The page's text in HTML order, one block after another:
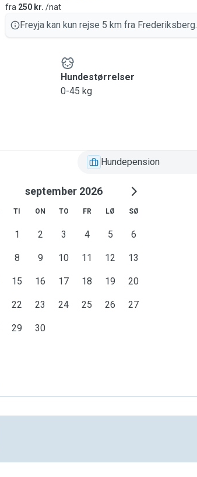
fra 250 kr. /nat
Freyja kan kun rejse 5 km fra Frederiksberg.
Hundestørrelser
0-45 kg
Hundepension
september 2026
TI ON TO FR LØ SØ
1 2 3 4 5 6
8 9 10 11 12 13
15 16 17 18 19 20
22 23 24 25 26 27
29 30